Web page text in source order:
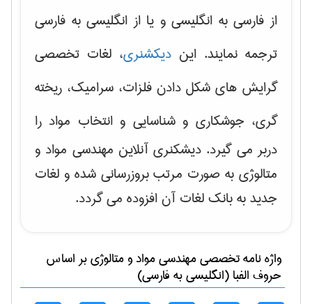
از فارسی به انگلیسی و یا از انگلیسی به فارسی
ترجمه نمایند. این دیکشنری، لغات تخصصی
گرایش های شکل دادن فلزات، سرامیک، ریخته
گری، جوشکاری و شناسایی و انتخاب مواد را
دربر می گیرد. دیشکنری آنلاین مهندسی مواد و
متالوژی به صورت مرتب بروزرسانی شده و لغات
جدید به بانک لغات آن افزوده می گردد.
واژه نامه تخصصیمهندسی مواد و متالوژیبر اساس
حروف الفبا (انگلیسی به فارسی)